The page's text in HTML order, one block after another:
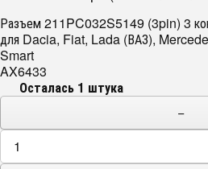
Разъем 211PC032S5149 (3pin) 3
для Dacia, Fiat, Lada (ВАЗ),
Smart
AX6433
Осталась 1 штука
−